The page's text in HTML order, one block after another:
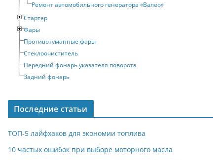
Ремонт автомобильного генератора «Валео»
Стартер
Фары
Противотуманные фары
Стеклоочиститель
Передний фонарь указателя поворота
Задний фонарь
Последние статьи
ТОП-5 лайфхаков для экономии топлива
10 частых ошибок при выборе моторного масла